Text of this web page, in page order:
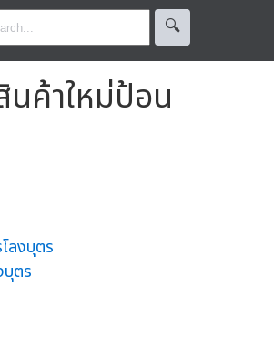
🔍︎
ค้าใหม่ป้อน
ลงบุตร
บุตร